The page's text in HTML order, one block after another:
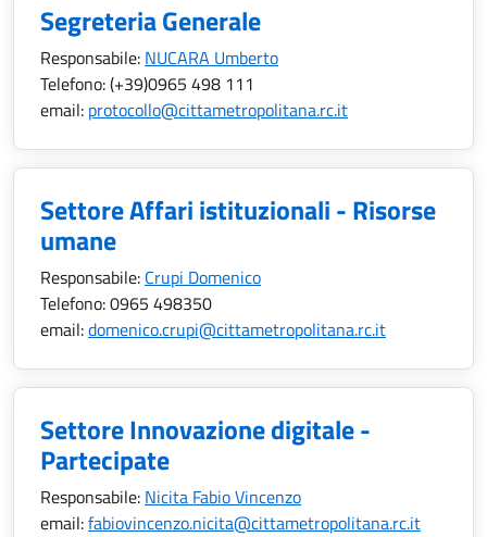
Segreteria Generale
Responsabile: NUCARA Umberto
Telefono:(+39)0965 498 111
email: protocollo@cittametropolitana.rc.it
Settore Affari istituzionali - Risorse
umane
Responsabile: Crupi Domenico
Telefono:0965 498350
email:domenico.crupi@cittametropolitana.rc.it
Settore Innovazione digitale -
Partecipate
Responsabile: Nicita Fabio Vincenzo
email:fabiovincenzo.nicita@cittametropolitana.rc.it